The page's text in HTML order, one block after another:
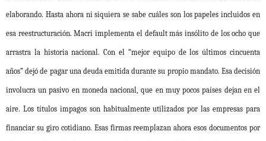
elaborando. Hasta ahora ni siquiera se sabe cuáles son los papeles incluidos en
esa reestructuración. Macri implementa el default más insólito de los ocho que
arrastra la historia nacional. Con el “mejor equipo de los últimos cincuenta
años” dejó de pagar una deuda emitida durante su propio mandato. Esa decisión
involucra un pasivo en moneda nacional, que en muy pocos países dejan en el
aire. Los títulos impagos son habitualmente utilizados por las empresas para
financiar su giro cotidiano. Esas firmas reemplazan ahora esos documentos por